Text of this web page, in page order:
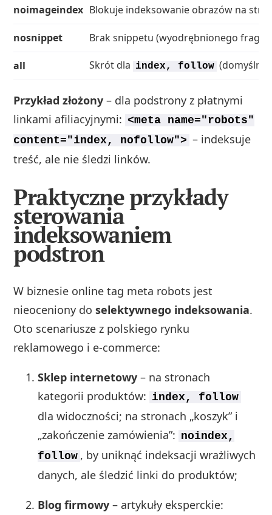
noimageindex Blokuje indeksowanie obrazów na
nosnippet Brak snippetu (wyodrębnionego
all Skrót dla index, follow (domyślne
Przykład złożony – dla podstrony z płatnymi
linkami afiliacyjnymi: <meta name="robots"
content="index, nofollow"> – indeksuje
treść, ale nie śledzi linków.
Praktyczne przykłady
sterowania
indeksowaniem
podstron
W biznesie online tag meta robots jest
nieoceniony doselektywnego indeksowania.
Oto scenariusze z polskiego rynku
reklamowego i e-commerce:
Sklep internetowy – na stronach
kategorii produktów: index, follow
dla widoczności; na stronach „koszyk” i
„zakończenie zamówienia”: noindex,
follow , by uniknąć indeksacji wrażliwych
danych, ale śledzić linki do produktów;
Blog firmowy – artykuły eksperckie: